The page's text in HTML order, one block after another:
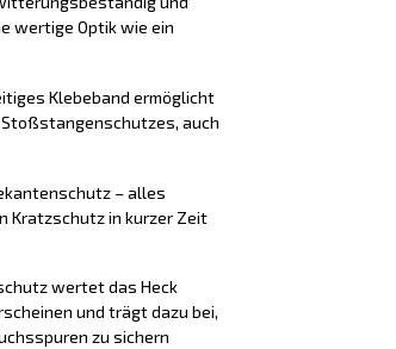
wertige Optik wie ein
Klebeband ermöglicht
auch
– alles
Kratzschutz in kurzer Zeit
wertet das Heck
und trägt dazu bei,
zu sichern